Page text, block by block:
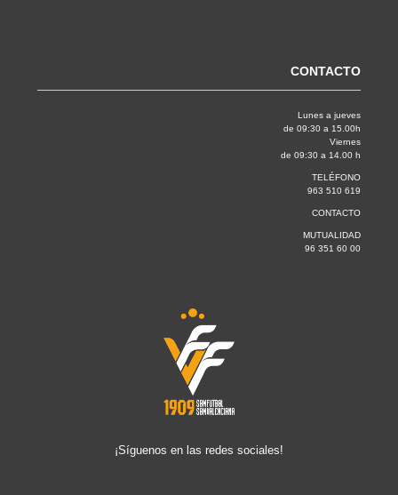
CONTACTO
Lunes a jueves
de 09:30 a 15.00h
Viernes
de 09:30 a 14.00 h
TELÉFONO
963 510 619
CONTACTO
MUTUALIDAD
96 351 60 00
¡Síguenos en las redes sociales!